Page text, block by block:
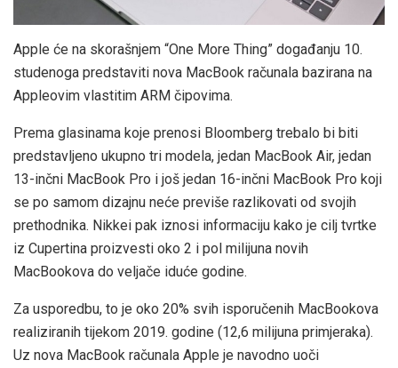
Apple će na skorašnjem “One More Thing” događanju 10.
studenoga predstaviti nova MacBook računala bazirana na
Appleovim vlastitim ARM čipovima.
Prema glasinama koje prenosi Bloomberg trebalo bi biti
predstavljeno ukupno tri modela, jedan MacBook Air, jedan
13-inčni MacBook Pro i još jedan 16-inčni MacBook Pro koji
se po samom dizajnu neće previše razlikovati od svojih
prethodnika. Nikkei pak iznosi informaciju kako je cilj tvrtke
iz Cupertina proizvesti oko 2 i pol milijuna novih
MacBookova do veljače iduće godine.
Za usporedbu, to je oko 20% svih isporučenih MacBookova
realiziranih tijekom 2019. godine (12,6 milijuna primjeraka).
Uz nova MacBook računala Apple je navodno uoči